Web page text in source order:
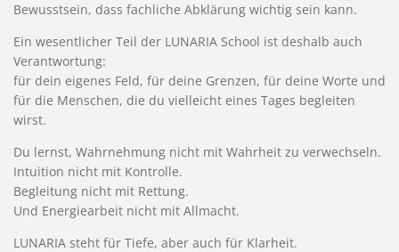
Bewusstsein, dass fachliche Abklärung wichtig sein kann.
Ein wesentlicher Teil der LUNARIA School ist deshalb auch
Verantwortung:
für dein eigenes Feld, für deine Grenzen, für deine Worte und
für die Menschen, die du vielleicht eines Tages begleiten
wirst.
Du lernst, Wahrnehmung nicht mit Wahrheit zu verwechseln.
Intuition nicht mit Kontrolle.
Begleitung nicht mit Rettung.
Und Energiearbeit nicht mit Allmacht.
LUNARIA steht für Tiefe, aber auch für Klarheit.